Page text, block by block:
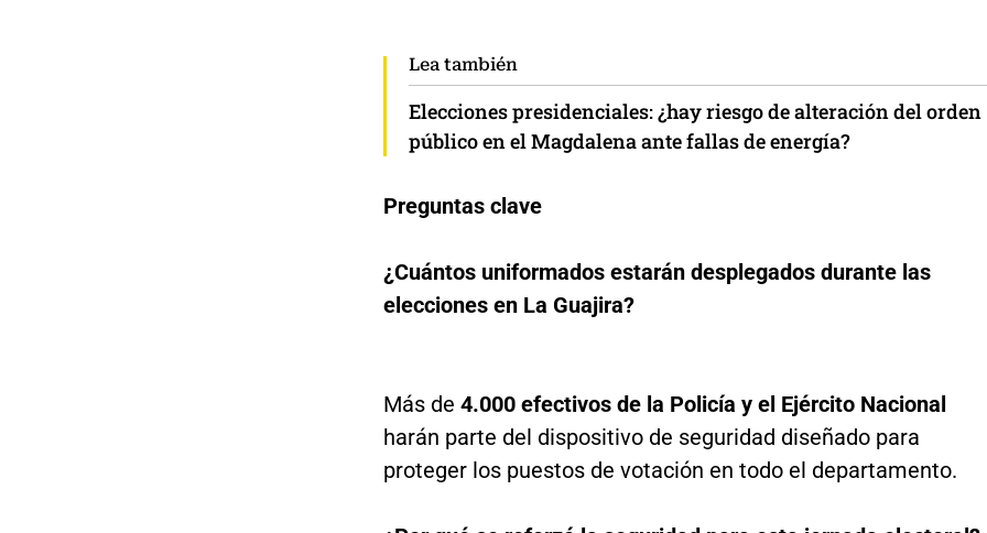
Lea también
Elecciones presidenciales: ¿hay riesgo de alteración del orden
público en el Magdalena ante fallas de energía?
Preguntas clave
¿Cuántos uniformados estarán desplegados durante las
elecciones en La Guajira?
Más de 4.000 efectivos de la Policía y el Ejército Nacional
harán parte del dispositivo de seguridad diseñado para
proteger los puestos de votación en todo el departamento.